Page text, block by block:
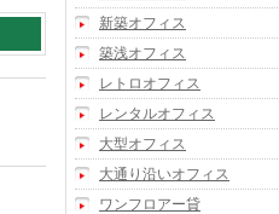
新築オフィス
築浅オフィス
レトロオフィス
レンタルオフィス
大型オフィス
大通り沿いオフィス
ワンフロアー貸